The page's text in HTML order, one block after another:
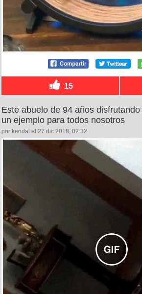
15
Este abuelo de 94 años
un ejemplo para todos nosotros
por kendal el 27 dic 2018, 02:32